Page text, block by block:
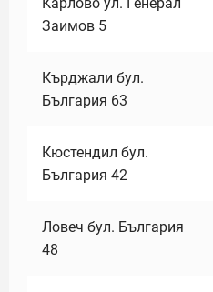
Заимов 5
Кърджали бул.
България 63
Кюстендил бул.
България 42
Ловеч бул. България
48